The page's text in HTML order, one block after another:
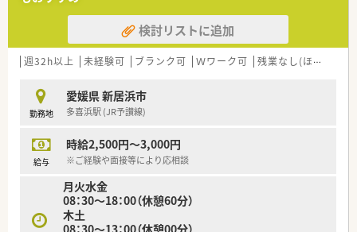
ます。
検討リストに追加
週32h以上 未経験可 ブランク可 Ｗワーク可 残業なし(ほぼなし含む)
勤務地
愛媛県 新居浜市
多喜浜駅 (JR予讃線)
給与
時給2,500円～3,000円
※ご経験や面接等により応相談
月火水金
08：30～18：00（休憩60分）
木土
08：30～13：00（休憩00分）